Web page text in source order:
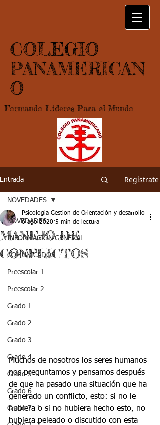
COLEGIO
PANAMERICAN
O
Formando Lideres Para el Mundo
Entrada Regístrate
NOVEDADES
INFORMACIÓN GENERAL
COMUNICADOS
Preescolar 1
Preescolar 2
Grado 1
Grado 2
Grado 3
Grado 4
Grado 5
Grado 6
Grado 7 -1
NOVEDADES
MANEJO DE
CONFLICTOS
Psicologia Gestion de Orientación y desarrollo
6 ago 2020 5 min de lectura
Muchos de nosotros los seres humanos
nos preguntamos y pensamos después
de que ha pasado una situación que ha
generado un conflicto, esto: si no le
hubiera o si no hubiera hecho esto, no
hubiera peleado o discutido con esta